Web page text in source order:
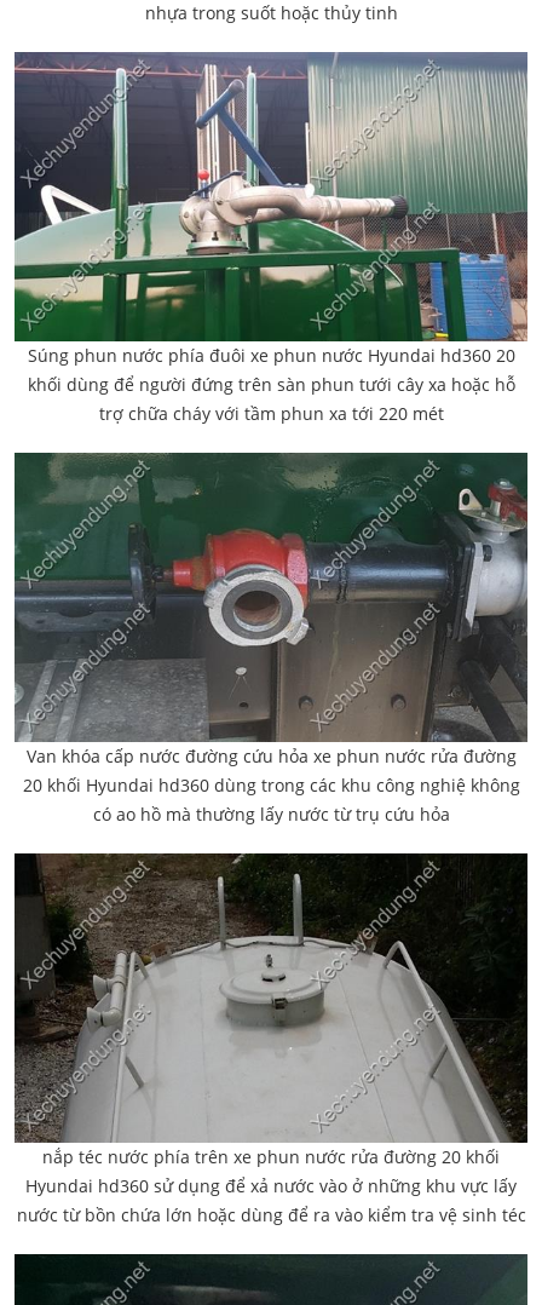
nhựa trong suốt hoặc thủy tinh
Súng phun nước phía đuôi xe phun nước Hyundai hd360 20
khối dùng để người đứng trên sàn phun tưới cây xa hoặc hỗ
trợ chữa cháy với tầm phun xa tới 220 mét
Van khóa cấp nước đường cứu hỏa xe phun nước rửa đường
20 khối Hyundai hd360 dùng trong các khu công nghiệ không
có ao hồ mà thường lấy nước từ trụ cứu hỏa
nắp téc nước phía trên xe phun nước rửa đường 20 khối
Hyundai hd360 sử dụng để xả nước vào ở những khu vực lấy
nước từ bồn chứa lớn hoặc dùng để ra vào kiểm tra vệ sinh téc